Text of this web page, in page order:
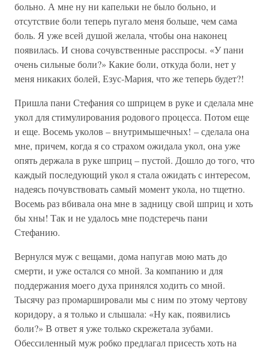
больно. А мне ну ни капельки не было больно, и
отсутствие боли теперь пугало меня больше, чем сама
боль. Я уже всей душой желала, чтобы она наконец
появилась. И снова сочувственные расспросы. «У пани
очень сильные боли?» Какие боли, откуда боли, нет у
меня никаких болей, Езус-Мария, что же теперь будет?!
Пришла пани Стефания со шприцем в руке и сделала мне
укол для стимулирования родового процесса. Потом еще
и еще. Восемь уколов – внутримышечных! – сделала она
мне, причем, когда я со страхом ожидала укол, она уже
опять держала в руке шприц – пустой. Дошло до того, что
каждый последующий укол я стала ожидать с интересом,
надеясь почувствовать самый момент укола, но тщетно.
Восемь раз вбивала она мне в задницу свой шприц и хоть
бы хны! Так и не удалось мне подстеречь пани
Стефанию.
Вернулся муж с вещами, дома напугав мою мать до
смерти, и уже остался со мной. За компанию и для
поддержания моего духа принялся ходить со мной.
Тысячу раз промаршировали мы с ним по этому чертову
коридору, а я только и слышала: «Ну как, появились
боли?» В ответ я уже только скрежетала зубами.
Обессиленный муж робко предлагал присесть хоть на